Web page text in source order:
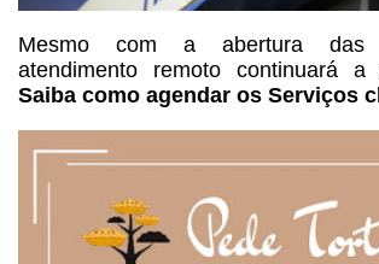
Mesmo com a abertura das
atendimento remoto continuará a
Saiba como agendar os Serviços